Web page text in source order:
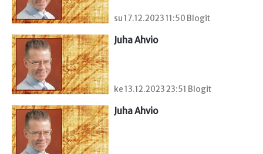
su 17.12.2023 11:50 Blogit
Juha Ahvio
ke 13.12.2023 23:51 Blogit
Juha Ahvio